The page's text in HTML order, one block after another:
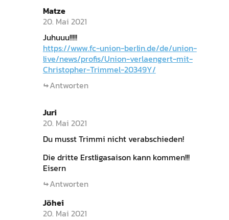
Matze
20. Mai 2021
Juhuuu!!!!!
https://www.fc-union-berlin.de/de/union-
live/news/profis/Union-verlaengert-mit-
Christopher-Trimmel-20349Y/
Antworten
Juri
20. Mai 2021
Du musst Trimmi nicht verabschieden!
Die dritte Erstligasaison kann kommen!!!
Eisern
Antworten
Jöhei
20. Mai 2021